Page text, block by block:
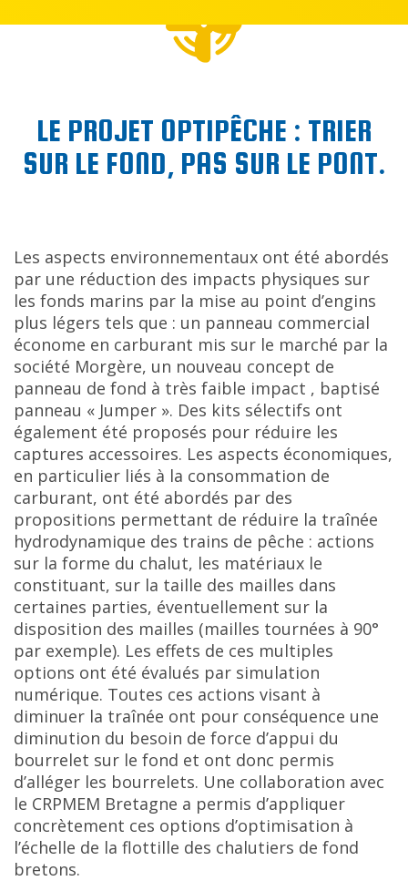
LE PROJET OPTIPÊCHE : TRIER
SUR LE FOND, PAS SUR LE PONT.
Les aspects environnementaux ont été abordés
par une réduction des impacts physiques sur
les fonds marins par la mise au point d’engins
plus légers tels que : un panneau commercial
économe en carburant mis sur le marché par la
société Morgère, un nouveau concept de
panneau de fond à très faible impact , baptisé
panneau « Jumper ». Des kits sélectifs ont
également été proposés pour réduire les
captures accessoires. Les aspects économiques,
en particulier liés à la consommation de
carburant, ont été abordés par des
propositions permettant de réduire la traînée
hydrodynamique des trains de pêche : actions
sur la forme du chalut, les matériaux le
constituant, sur la taille des mailles dans
certaines parties, éventuellement sur la
disposition des mailles (mailles tournées à 90°
par exemple). Les effets de ces multiples
options ont été évalués par simulation
numérique. Toutes ces actions visant à
diminuer la traînée ont pour conséquence une
diminution du besoin de force d’appui du
bourrelet sur le fond et ont donc permis
d’alléger les bourrelets. Une collaboration avec
le CRPMEM Bretagne a permis d’appliquer
concrètement ces options d’optimisation à
l’échelle de la flottille des chalutiers de fond
bretons.